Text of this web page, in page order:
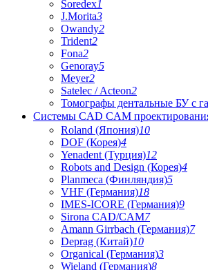
Soredex1
J.Morita3
Owandy2
Trident2
Fona2
Genoray5
Meyer2
Satelec / Acteon2
Томографы дентальные БУ с
Системы CAD CAM
Roland (Япония)10
DOF (Корея)4
Yenadent (Турция)12
Robots and Design (Корея)4
Planmeca (Финляндия)5
VHF (Германия)18
IMES-ICORE (Германия)9
Sirona CAD/CAM7
Amann Girrbach (Германия)7
Deprag (Китай)10
Organical (Германия)3
Wieland (Германия)8